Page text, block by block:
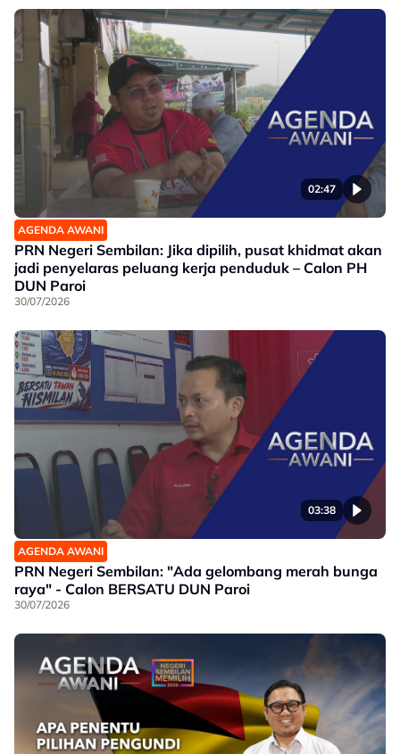
02:47
AGENDA AWANI
PRN Negeri Sembilan: Jika dipilih, pusat khidmat akan
jadi penyelaras peluang kerja penduduk – Calon PH
DUN Paroi
30/07/2026
03:38
AGENDA AWANI
PRN Negeri Sembilan: "Ada gelombang merah bunga
raya" - Calon BERSATU DUN Paroi
30/07/2026